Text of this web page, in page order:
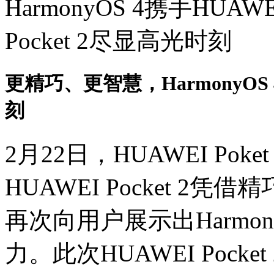
更精巧、更智慧，
刻
2月22日，HUAWEI
HUAWEI Pocket 2凭借
再次向用户展示出
力。此次HUAWEI